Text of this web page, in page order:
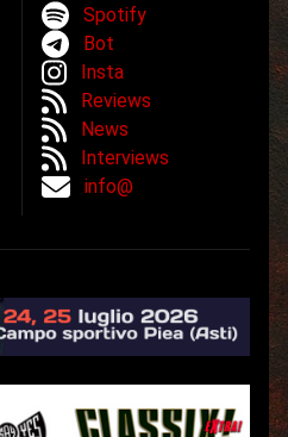
Spotify
Bot
Insta
Reviews
News
Interviews
info@